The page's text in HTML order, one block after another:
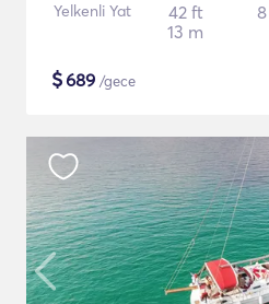
Yelkenli Yat
42 ft
13 m
8
$689 /gece